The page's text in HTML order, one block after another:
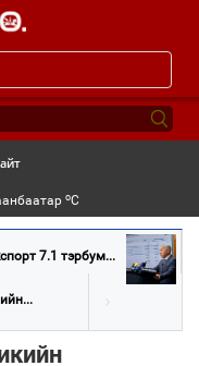
oC
7.1 тэрбум...